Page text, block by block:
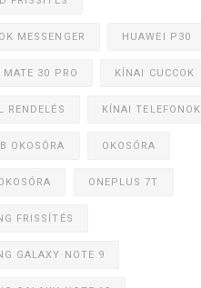
MESSENGER HUAWEI P30
MATE 30 PRO KÍNAI CUCCOK
RENDELÉS KÍNAI TELEFONOK
OKOSÓRA OKOSÓRA
ONEPLUS 7T
FRISSÍTÉS
GALAXY NOTE 9